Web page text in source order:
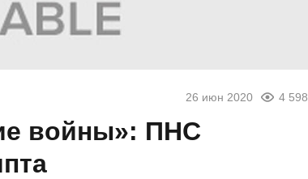
26 июн 2020 4 598
войны»: ПНС